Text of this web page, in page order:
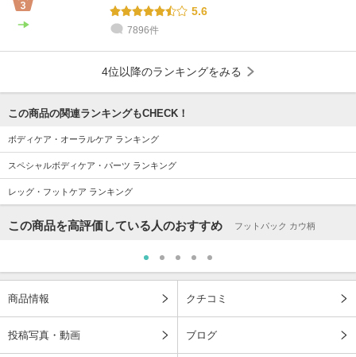
5.6
7896件
4位以降のランキングをみる
この商品の関連ランキングもCHECK！
ボディケア・オーラルケア ランキング
スペシャルボディケア・パーツ ランキング
レッグ・フットケア ランキング
この商品を高評価している人のおすすめ フットパック カウ柄
商品情報 クチコミ
投稿写真・動画 ブログ